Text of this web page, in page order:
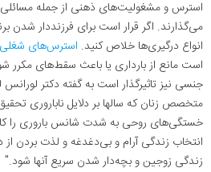
استرس و مشغولیت‌های ذهنی از جمله مسائلی
می‌گذارند. اگر قرار است برای فرزنددار شدن
انواع درگیری‌ها خلاص کنید. استرس‌های شغلی
است مانع از بارداری یا باعث سقط‌های مکرر
جنسی نیز تاثیرگذار است به گفته دکتر
متخصص زنان که سالها بر دلایل ناباروری
خستگی‌های روحی به شدت شانس باروری را
انتخاب زندگی آرام و بی‌دغدغه و لذت بردن
زندگی زوجین و بچه‌دار شدن سریع آنها شود.
"